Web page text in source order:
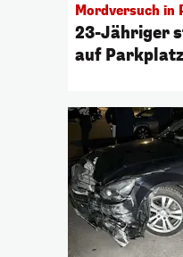
Mordversuch in
23-Jähriger
auf